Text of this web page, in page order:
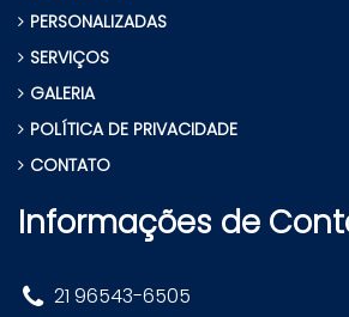
PERSONALIZADAS
SERVIÇOS
GALERIA
POLÍTICA DE PRIVACIDADE
CONTATO
Informações de
21 96543-6505